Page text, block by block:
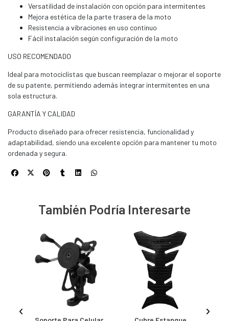
Versatilidad de instalación con opción para intermitentes
Mejora estética de la parte trasera de la moto
Resistencia a vibraciones en uso continuo
Fácil instalación según configuración de la moto
USO RECOMENDADO
Ideal para motociclistas que buscan reemplazar o mejorar el soporte
de su patente, permitiendo además integrar intermitentes en una
sola estructura.
GARANTÍA Y CALIDAD
Producto diseñado para ofrecer resistencia, funcionalidad y
adaptabilidad, siendo una excelente opción para mantener tu moto
ordenada y segura.
También Podría Interesarte